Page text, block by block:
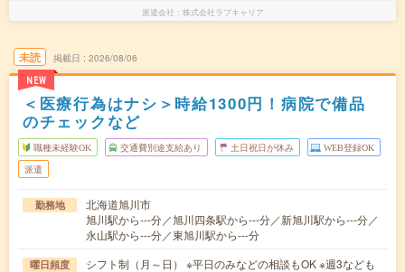
派遣会社 株式会社ラブキャリア
未読
NEW
掲載日 2026/08/06
＜医療行為はナシ＞時給1300円！病院で備品
のチェックなど
職種未経験OK 交通費別途支給あり 土日祝日が休み WEB登録OK
派遣
勤務地
北海道旭川市
旭川駅から---分／旭川四条駅から---分／新旭川駅から---分／
永山駅から---分／東旭川駅から---分
曜日頻度
シフト制（月～日） ※平日のみなどの相談もOK ※週3なども